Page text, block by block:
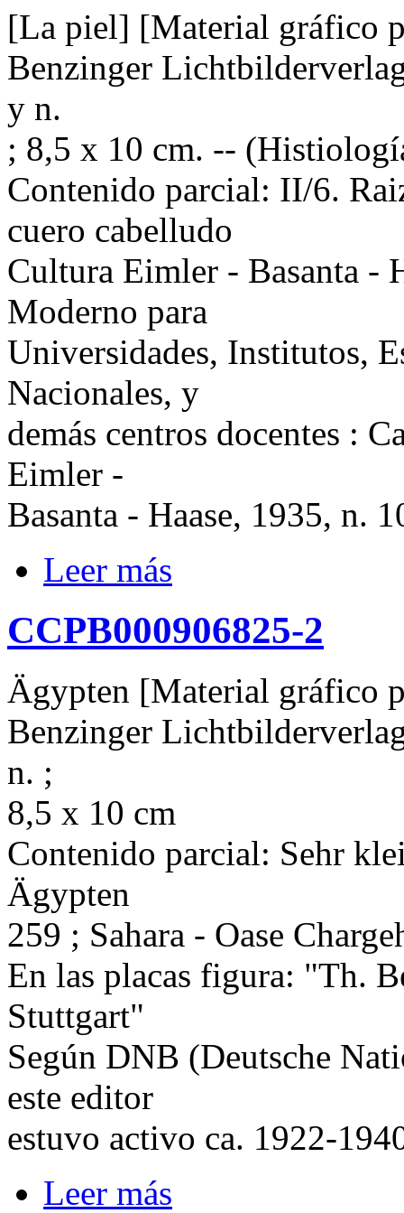
[La piel] [Material gráfico
Benzinger
y n.
; 8,5 x 10 cm. --
Contenido parcial: II/6.
cuero cabelludo
Cultura Eimler - Basanta -
Moderno para
Universidades, Institutos,
Nacionales, y
demás centros docentes :
Eimler -
Basanta - Haase, 1935, n.
Leer más
CCPB000906825-2
Ägypten [Material gráfico
Benzinger
n. ;
8,5 x 10 cm
Contenido parcial: Sehr
Ägypten
259 ; Sahara - Oase
En las placas figura: "Th.
Stuttgart"
Según DNB (Deutsche
este editor
estuvo activo ca. 1922-
Leer más